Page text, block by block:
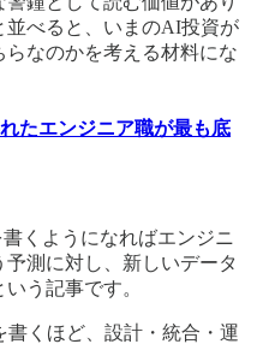
並べると、いまのAI投資が
らなのかを考える材料にな
たエンジニア職が最も底
くようになればエンジニ
測に対し、新しいデータ
う記事です。
くほど、設計・統合・運